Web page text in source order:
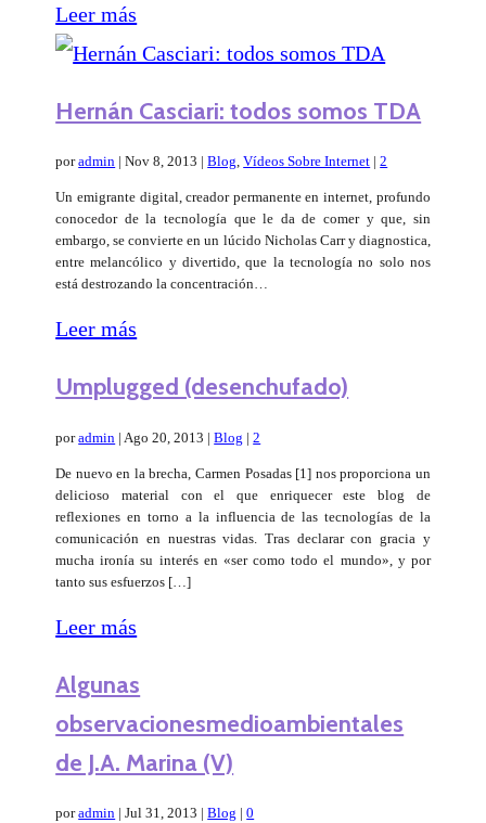
Leer más
Hernán Casciari: todos somos TDA
poradmin |Nov 8, 2013 |Blog,Vídeos Sobre Internet |2
Un emigrante digital, creador permanente en internet, profundo
conocedor de la tecnología que le da de comer y que, sin
embargo, se convierte en un lúcido Nicholas Carr y diagnostica,
entre melancólico y divertido, que la tecnología no solo nos
está destrozando la concentración…
Leer más
Umplugged (desenchufado)
poradmin | Ago 20, 2013 |Blog |2
De nuevo en la brecha, Carmen Posadas [1] nos proporciona un
delicioso material con el que enriquecer este blog de
reflexiones en torno a la influencia de las tecnologías de la
comunicación en nuestras vidas. Tras declarar con gracia y
mucha ironía su interés en «ser como todo el mundo», y por
tanto sus esfuerzos […]
Leer más
Algunas
observacionesmedioambientales
de J.A. Marina (V)
poradmin |Jul 31, 2013 |Blog |0